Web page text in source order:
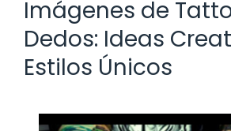
Imágenes de
Dedos: Ideas
Estilos Únicos